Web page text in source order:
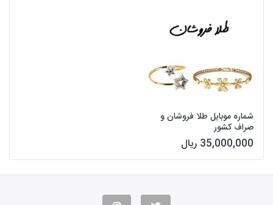
شماره موبایل طلا فروشان و
صراف کشور
35,000,000 ریال